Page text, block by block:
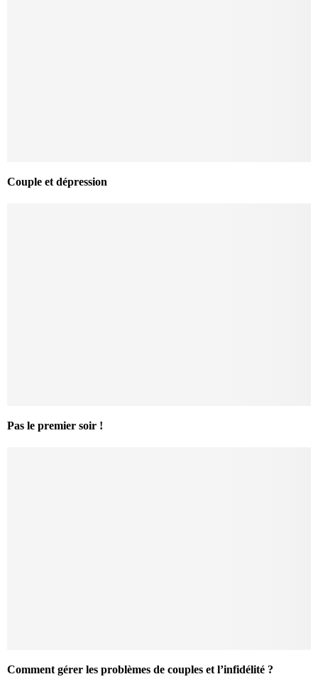
Couple et dépression
Pas le premier soir !
Comment gérer les problèmes de couples et l’infidélité ?